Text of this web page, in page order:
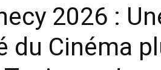
2026 :
du Cinéma